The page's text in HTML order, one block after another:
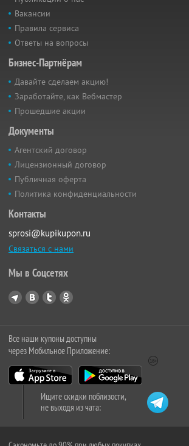
Вакансии
Правила сервиса
Ответы на вопросы
Бизнес-Партнёрам
Давайте сделаем акцию!
Заработайте, как Вебмастер
Прошедшие акции
Документы
Агентский договор
Лицензионный договор
Публичная оферта
Политика конфиденциальности
Контакты
sprosi@kupikupon.ru
Связаться с нами
Мы в Соцсетях
Все наши купоны доступны
через Мобильное Приложение:
Ищите скидки поблизости,
не выходя из чата: